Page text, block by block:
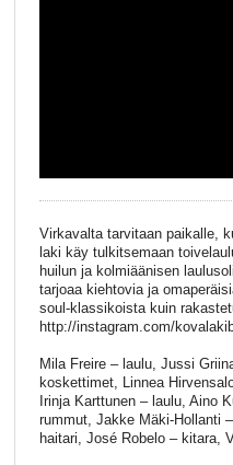
Virkavalta tarvitaan paikalle,
laki käy tulkitsemaan
huilun ja kolmiäänisen
tarjoaa kiehtovia ja
soul-klassikoista kuin
http://instagram.com/
Mila Freire – laulu, Jussi
koskettimet, Linnea
Irinja Karttunen – laulu, Aino
rummut, Jakke Mäki-Hollanti
haitari, José Robelo – kitara,